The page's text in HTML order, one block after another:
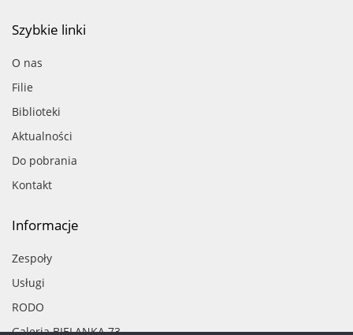
Szybkie linki
O nas
Filie
Biblioteki
Aktualności
Do pobrania
Kontakt
Informacje
Zespoły
Usługi
RODO
Galeria BIELANKA 73